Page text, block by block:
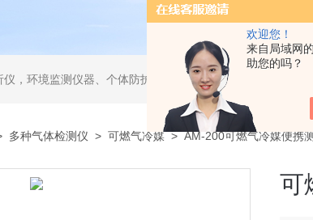
欢迎您！
来自局域网
助您的吗？
，环境监测仪器、个体防护用品及工业过程控制系统
多种气体检测仪 > 可燃气冷媒> AM-200可燃气冷媒便携
可